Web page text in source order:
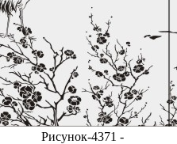
Рисунок-4371 -